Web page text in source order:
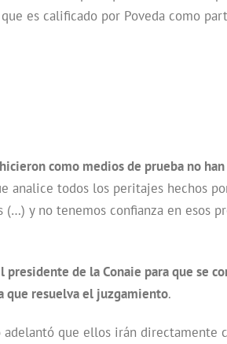
es calificado por Poveda como
como medios de prueba no han
todos los peritajes hechos
y no tenemos confianza en esos
de la Conaie para que se
que resuelva el juzgamiento.
que ellos irán directamente